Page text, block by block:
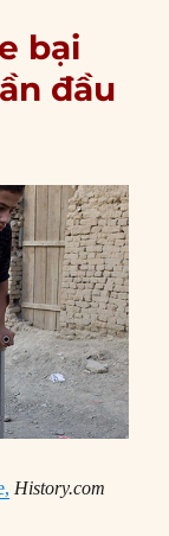
bại
đầu
History.com